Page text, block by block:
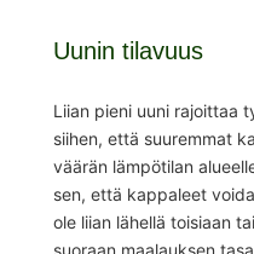
Uunin tilavuus
Liian pieni uuni rajoittaa
siihen, että suuremmat
väärän lämpötilan
sen, että kappaleet
ole liian lähellä toisiaan
suoraan maalauksen